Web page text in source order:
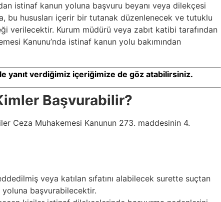
istinaf kanun yoluna başvuru beyanı veya dilekçesi
bu hususları içerir bir tutanak düzenlenecek ve tutuklu
verilecektir. Kurum müdürü veya zabıt katibi tarafından
Kanunu’nda istinaf kanun yolu bakımından
yanıt verdiğimiz içeriğimize de göz atabilirsiniz.
Başvurabilir?
Ceza Muhakemesi Kanunun 273. maddesinin 4.
veya katılan sıfatını alabilecek surette suçtan
başvurabilecektir.